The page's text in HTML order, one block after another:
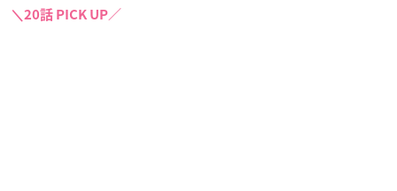
＼20話 PICK UP／